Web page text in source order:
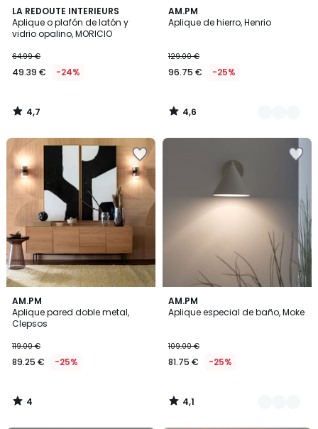
LA REDOUTE INTERIEURS
Aplique o plafón de latón y
vidrio opalino, MORICIO
64.99 €
49.39 € -24%
4,7
/ 5
4,7
/
AM.PM
Aplique de hierro, Henrio
129.00 €
96.75 € -25%
4,6
/ 5
2
Colores
4,6
/
AM.PM
Aplique pared doble metal,
Clepsos
119.00 €
89.25 € -25%
4
/
5
4
/
AM.PM
Aplique especial de baño, Moke
109.00 €
81.75 € -25%
4,1
/ 5
3
Colores
4,1
/